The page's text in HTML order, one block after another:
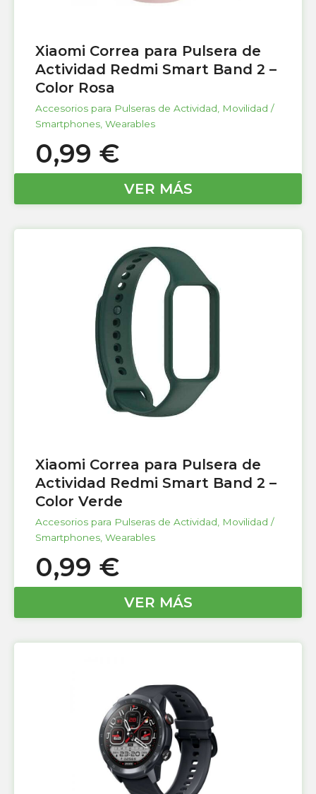
Xiaomi Correa para Pulsera de
Actividad Redmi Smart Band 2 –
Color Rosa
Accesorios para Pulseras de Actividad
Movilidad /
Smartphones Wearables
0,99 €
VER MÁS
Xiaomi Correa para Pulsera de
Actividad Redmi Smart Band 2 –
Color Verde
Accesorios para Pulseras de Actividad
Movilidad /
Smartphones Wearables
0,99 €
VER MÁS